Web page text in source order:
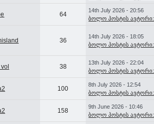
64
14th July 2026 - 20:56
ბოლო პოსტის ავტორი:
36
14th July 2026 - 18:05
ბოლო პოსტის ავტორი:
38
13th July 2026 - 22:04
ბოლო პოსტის ავტორი:
100
8th July 2026 - 12:54
ბოლო პოსტის ავტორი:
158
9th June 2026 - 10:46
ბოლო პოსტის ავტორი: